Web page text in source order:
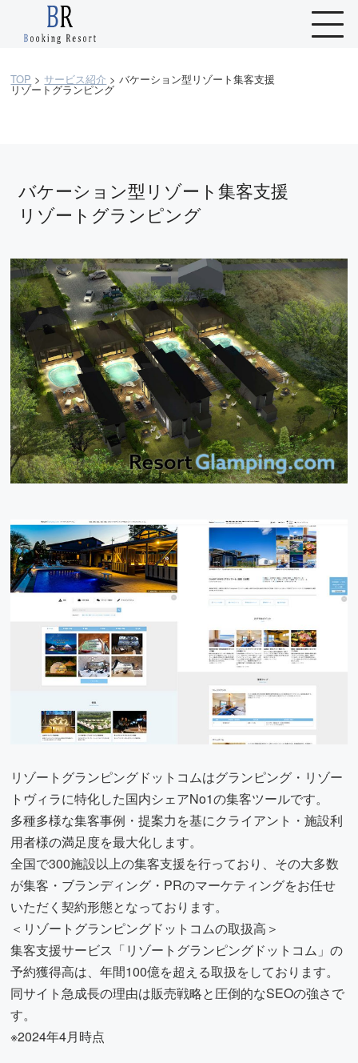
TOP > サービス紹介 >バケーション型リゾート集客支援
リゾートグランピング
バケーション型リゾート集客支援
リゾートグランピング
リゾートグランピングドットコムはグランピング・リゾー
トヴィラに特化した国内シェアNo1の集客ツールです。
多種多様な集客事例・提案力を基にクライアント・施設利
用者様の満足度を最大化します。
全国で300施設以上の集客支援を行っており、その大多数
が集客・ブランディング・PRのマーケティングをお任せ
いただく契約形態となっております。
＜リゾートグランピングドットコムの取扱高＞
集客支援サービス「リゾートグランピングドットコム」の
予約獲得高は、年間100億を超える取扱をしております。
同サイト急成長の理由は販売戦略と圧倒的なSEOの強さで
す。
※2024年4月時点